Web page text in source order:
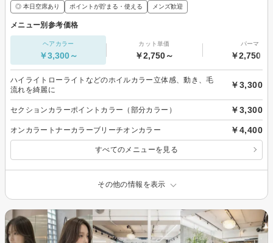
◎ 本日空席あり ポイントが貯まる・使える メンズ歓迎
メニュー別参考価格
ヘアカラー
￥3,300～
カット単価
￥2,750～
パーマ
￥2,750～
ハイライトローライトなどのホイルカラー立体感、動き、毛
流れを綺麗に
￥3,300
セクションカラーポイントカラー（部分カラー） ￥3,300
オンカラートナーカラーブリーチオンカラー ￥4,400
すべてのメニューを見る
その他の情報を表示